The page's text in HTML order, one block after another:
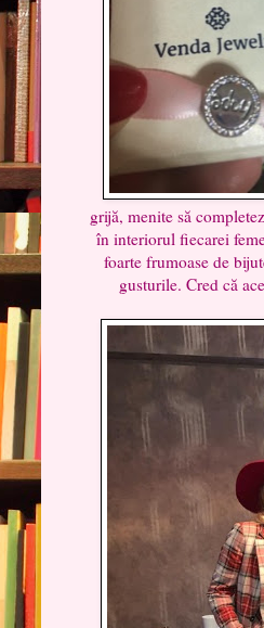
grijă, menite să
în interiorul fiecarei
foarte frumoase de
gusturile. Cred că